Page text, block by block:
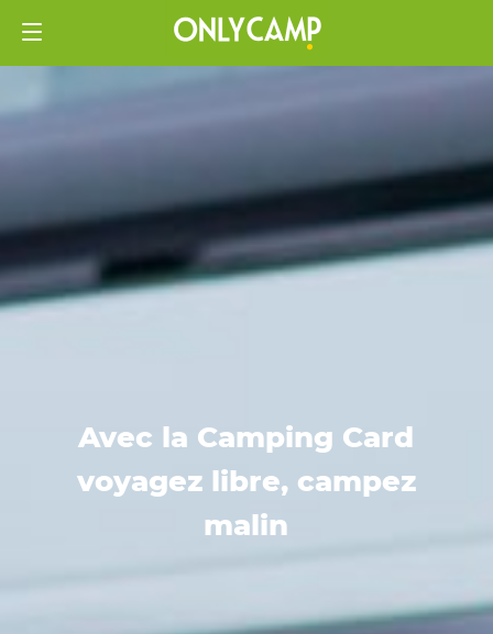
Avec la Camping Card
voyagez libre, campez
malin